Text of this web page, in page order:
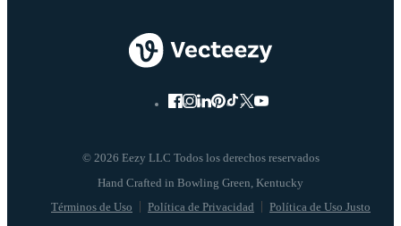
© 2026 Eezy LLC Todos los derechos reservados
Términos de Uso Política de Privacidad Política de Uso Justo